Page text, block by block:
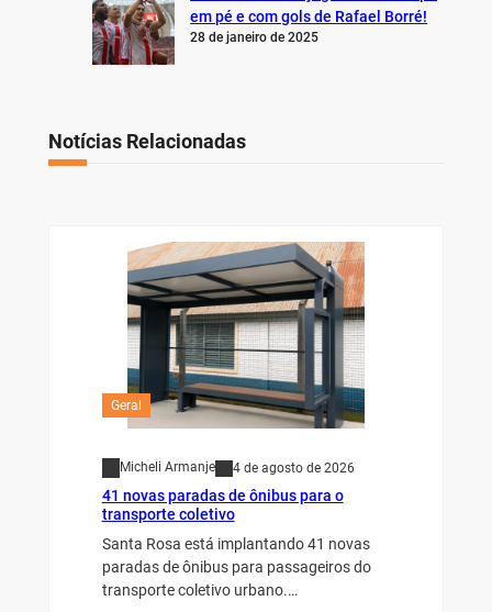
em pé e com gols de Rafael Borré!
28 de janeiro de 2025
Notícias Relacionadas
Geral
Micheli Armanje 4 de agosto de 2026
41 novas paradas de ônibus para o
transporte coletivo
Santa Rosa está implantando 41 novas
paradas de ônibus para passageiros do
transporte coletivo urbano.…